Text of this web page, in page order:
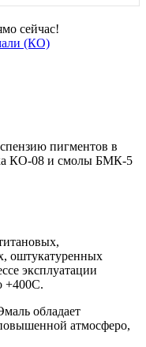
сейчас!
(КО)
пигментов в
КО-08 и смолы БМК-5
оштукатуренных
эксплуатации
+400С.
обладает
атмосферо,